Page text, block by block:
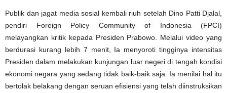
Publik dan jagat media sosial kembali riuh setelah Dino Patti Djalal,
pendiri Foreign Policy Community of Indonesia (FPCI)
melayangkan kritik kepada Presiden Prabowo. Melalui video yang
berdurasi kurang lebih 7 menit, Ia menyoroti tingginya intensitas
Presiden dalam melakukan kunjungan luar negeri di tengah kondisi
ekonomi negara yang sedang tidak baik-baik saja. Ia menilai hal itu
bertolak belakang dengan seruan efisiensi yang telah diinstruksikan